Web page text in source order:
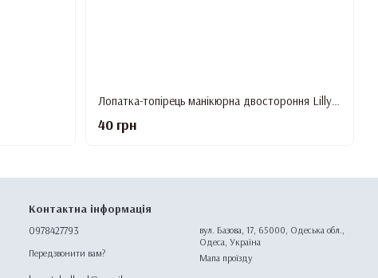
40 грн
Контактна інформація
0978427793
Передзвонити вам?
вул. Базова, 17, 65000, Одеська обл.,
Одеса, Україна
Мапа проїзду